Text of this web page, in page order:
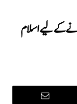
کے لیے اسلام